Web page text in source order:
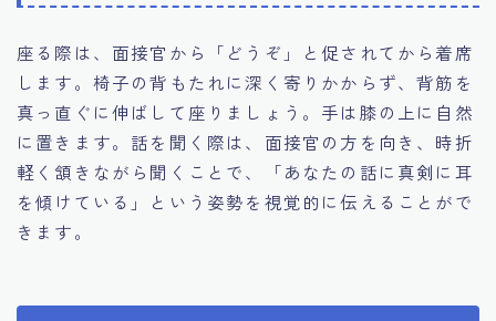
座る際は、面接官から「どうぞ」と促されてから着席
します。椅子の背もたれに深く寄りかからず、背筋を
真っ直ぐに伸ばして座りましょう。手は膝の上に自然
に置きます。話を聞く際は、面接官の方を向き、時折
軽く頷きながら聞くことで、「あなたの話に真剣に耳
を傾けている」という姿勢を視覚的に伝えることがで
きます。